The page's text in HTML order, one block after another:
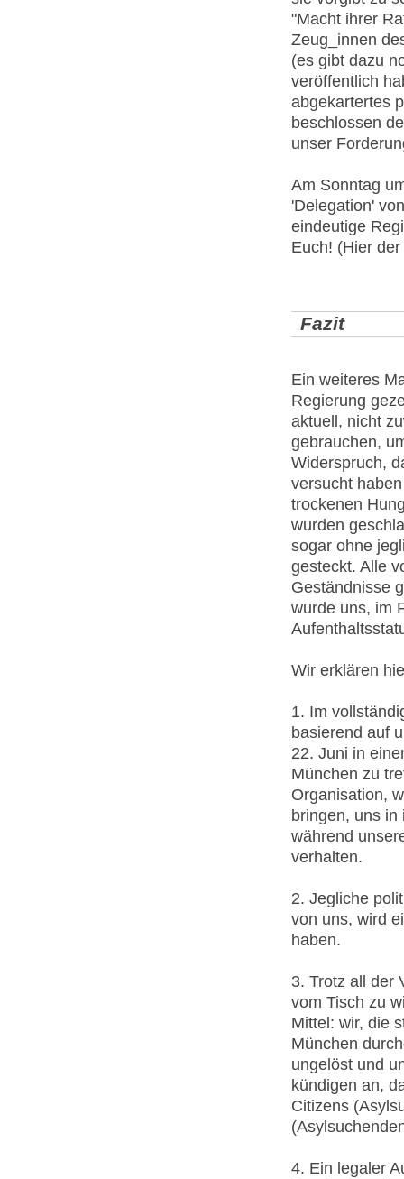
"Macht ihrer
Zeug_innen
(es gibt dazu
veröffentlich
abgekartertes
beschlossen
unser
Am Sonntag
'Delegation'
eindeutige
Euch! (Hier
Fazit
Ein weiteres
Regierung
aktuell, nicht
gebrauchen,
Widerspruch,
versucht
trockenen
wurden
sogar ohne
gesteckt. Alle
Geständnisse
wurde uns, im
Wir erklären
1. Im
basierend auf
22. Juni in
München zu
Organisation,
bringen, uns
während
verhalten.
2. Jegliche
von uns, wird
haben.
3. Trotz all der
vom Tisch zu
Mittel: wir, die
München
ungelöst und
kündigen an,
Citizens
4. Ein legaler